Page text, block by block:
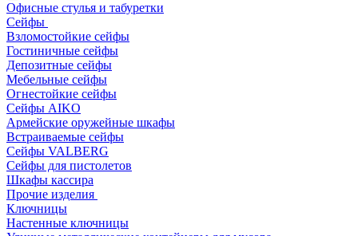
Офисные стулья и табуретки
Сейфы
Взломостойкие сейфы
Гостиничные сейфы
Депозитные сейфы
Мебельные сейфы
Огнестойкие сейфы
Сейфы AIKO
Армейские оружейные шкафы
Встраиваемые сейфы
Сейфы VALBERG
Сейфы для пистолетов
Шкафы кассира
Прочие изделия
Ключницы
Настенные ключницы